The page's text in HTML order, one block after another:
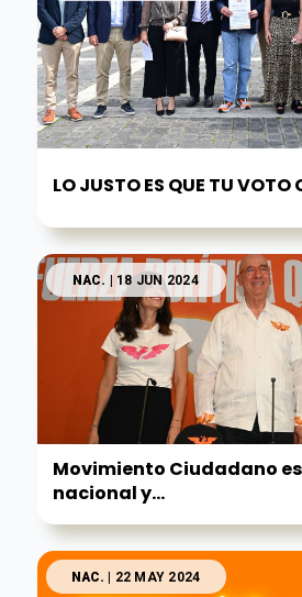
LO JUSTO ES QUE TU VOTO
NAC. | 18 JUN 2024
Movimiento Ciudadano
nacional y...
NAC. | 22 MAY 2024